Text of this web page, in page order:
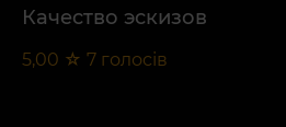
Качество эскизов
5,00 ☆ 7 голосів